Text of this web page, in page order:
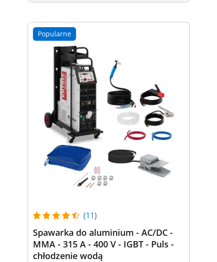
Popularne
(11)
Spawarka do aluminium - AC/DC -
MMA - 315 A - 400 V - IGBT - Puls -
chłodzenie wodą